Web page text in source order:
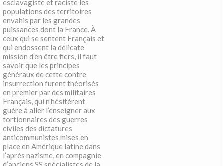
esclavagiste et raciste les
populations des territoires
envahis par les grandes
puissances dont la France. À
ceux qui se sentent Français et
qui endossent la délicate
mission d’en être fiers, il faut
savoir que les principes
généraux de cette contre
insurrection furent théorisés
en premier par des militaires
Français, qui n’hésitèrent
guère à aller l’enseigner aux
tortionnaires des guerres
civiles des dictatures
anticommunistes mises en
place en Amérique latine dans
l’après nazisme, en compagnie
d’anciens SS spécialistes de la